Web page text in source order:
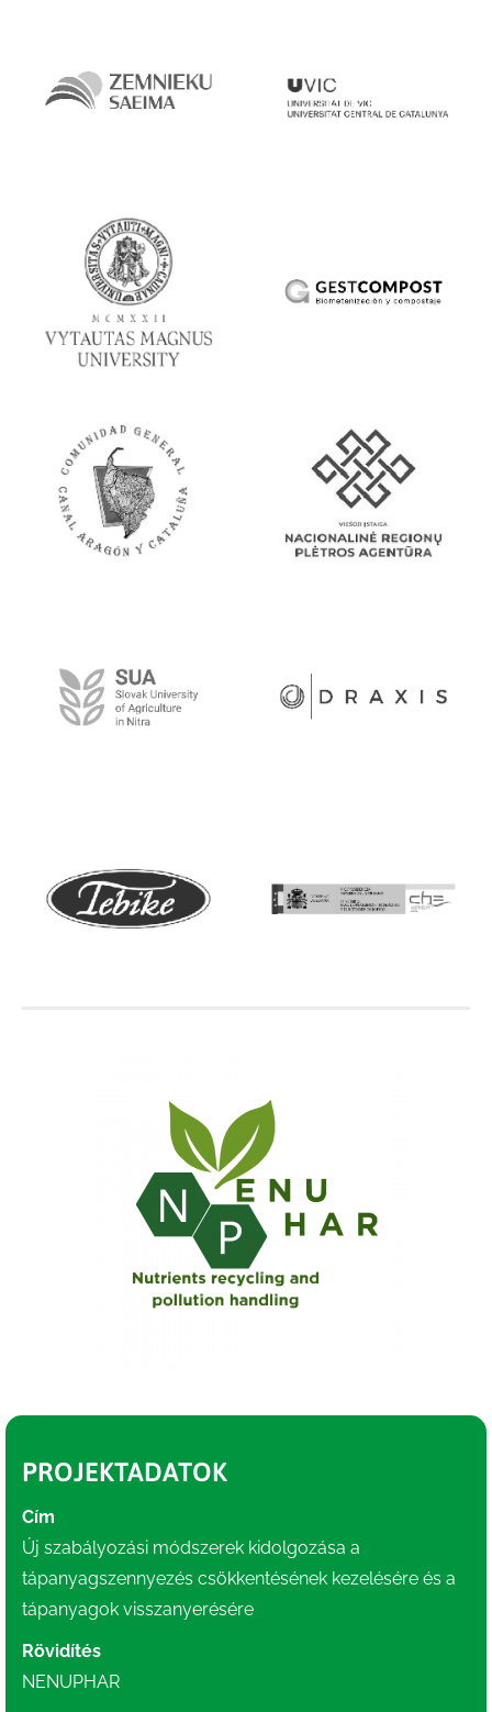
PROJEKTADATOK
Cím
Új szabályozási módszerek kidolgozása a
tápanyagszennyezés csökkentésének kezelésére és a
tápanyagok visszanyerésére
Rövidítés
NENUPHAR